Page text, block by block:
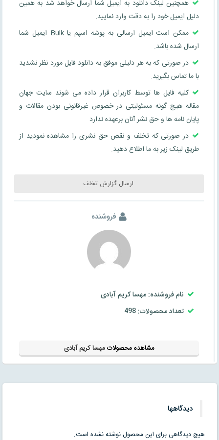
همچنین لینک دانلود به ایمیل شما ارسال خواهد شد به همین
دلیل ایمیل خود را به دقت وارد نمایید.
ممکن است ایمیل ارسالی به پوشه اسپم یا Bulk ایمیل شما
ارسال شده باشد.
در صورتی که به هر دلیلی موفق به دانلود فایل مورد نظر نشدید
با ما تماس بگیرید.
کلیه فایل ها توسط کاربران قرار داده می شوند سایت جهان
مقاله هیچ گونه مسئولیتی در خصوص غیرقانونی بودن مقالات و
پایان نامه ها و حق نشر آنان برعهده ندارد
در صورتی که تخلف و نقص حق نشری را مشاهده نمودید از
طریق لینک زیر به ما اطلاع دهید.
ارسال گزارش تخلف
فروشنده
نام فروشنده: مهسا کریم آبادی
تعداد محصولات: 498
مشاهده محصولاتمهسا کریم آبادی
دیدگاهها
هیچ دیدگاهی برای این محصول نوشته نشده است.